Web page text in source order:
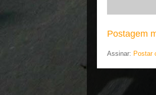
Postagem
Assinar: Postar